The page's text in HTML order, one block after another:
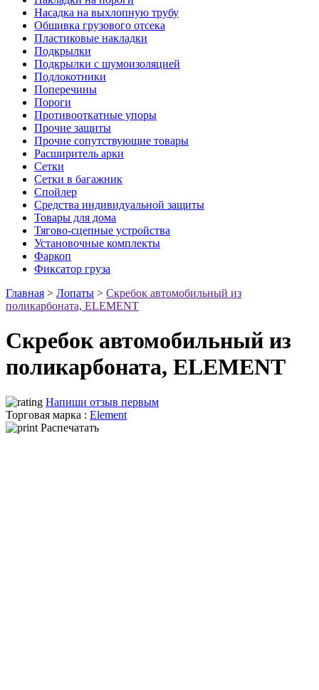
Насадка на выхлопную трубу
Обшивка грузового отсека
Пластиковые накладки
Подкрылки
Подкрылки с шумоизоляцией
Подлокотники
Поперечины
Пороги
Противооткатные упоры
Прочие защиты
Прочие сопутствующие товары
Расширитель арки
Сетки
Сетки в багажник
Спойлер
Средства индивидуальной защиты
Товары для дома
Тягово-сцепные устройства
Установочные комплекты
Фаркоп
Фиксатор груза
Главная > Лопаты > Скребок автомобильный из
поликарбоната, ELEMENT
Скребок автомобильный из
поликарбоната, ELEMENT
Напиши отзыв первым
Торговая марка : Element
Распечатать